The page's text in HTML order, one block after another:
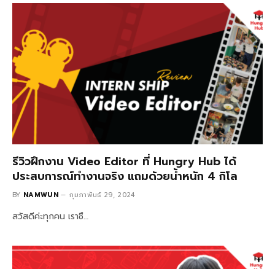
รีวิวฝึกงาน Video Editor ที่ Hungry Hub ได้
ประสบการณ์ทำงานจริง แถมด้วยน้ำหนัก 4 กิโล
BY NAMWUN กุมภาพันธ์ 29, 2024
สวัสดีค่ะทุกคน เราชื…